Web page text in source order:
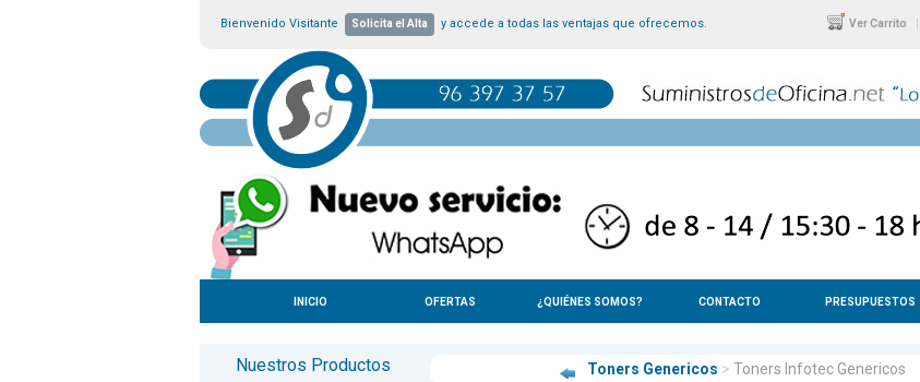
Bienvenido Visitante Solicita el Alta y accede a todas las ventajas que ofrecemos. Ver Carrito |
INICIO OFERTAS ¿QUIÉNES SOMOS? CONTACTO PRESUPUESTOS
Nuestros Productos Toners Genericos > Toners Infotec Genericos